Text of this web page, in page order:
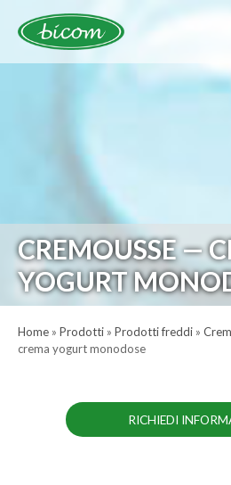
contenuto
CREMOUSSE —
YOGURT
Home » Prodotti » Prodotti freddi »
crema yogurt monodose
RICHIEDI